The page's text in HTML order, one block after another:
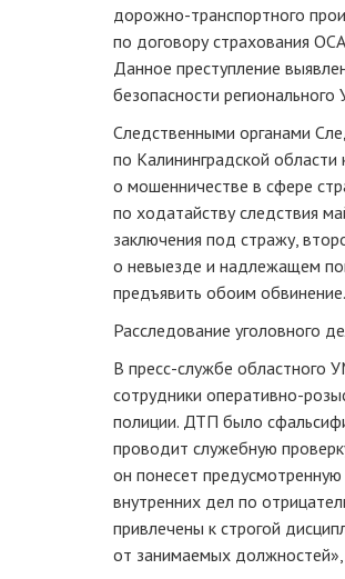
дорожно-транспортного
по договору страхования
Данное преступление
безопасности
Следственными органами
по Калининградской
о мошенничестве в сфере
по ходатайству следствия
заключения под стражу,
о невыезде и надлежащем
предъявить обоим обвинение.
Расследование уголовного
В пресс-службе областного
сотрудники оперативно-
полиции. ДТП было
проводит служебную
он понесет
внутренних дел по
привлечены к строгой
от занимаемых